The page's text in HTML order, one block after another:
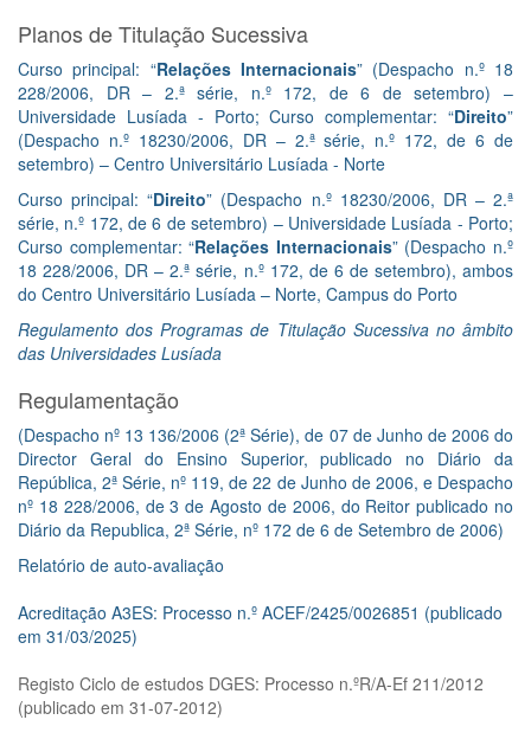
Planos de Titulação Sucessiva
Curso principal: “Relações Internacionais” (Despacho n.º 18
228/2006, DR – 2.ª série, n.º 172, de 6 de setembro) –
Universidade Lusíada - Porto; Curso complementar: “Direito”
(Despacho n.º 18230/2006, DR – 2.ª série, n.º 172, de 6 de
setembro) – Centro Universitário Lusíada - Norte
Curso principal: “Direito” (Despacho n.º 18230/2006, DR – 2.ª
série, n.º 172, de 6 de setembro) – Universidade Lusíada - Porto;
Curso complementar: “Relações Internacionais” (Despacho n.º
18 228/2006, DR – 2.ª série, n.º 172, de 6 de setembro), ambos
do Centro Universitário Lusíada – Norte, Campus do Porto
Regulamento dos Programas de Titulação Sucessiva no âmbito
das Universidades Lusíada
Regulamentação
(Despacho nº 13 136/2006 (2ª Série), de 07 de Junho de 2006 do
Director Geral do Ensino Superior, publicado no Diário da
República, 2ª Série, nº 119, de 22 de Junho de 2006, e Despacho
nº 18 228/2006, de 3 de Agosto de 2006, do Reitor publicado no
Diário da Republica, 2ª Série, nº 172 de 6 de Setembro de 2006)
Relatório de auto-avaliação
Acreditação A3ES: Processo n.º ACEF/2425/0026851 (publicado
em 31/03/2025)
Registo Ciclo de estudos DGES: Processo n.ºR/A-Ef 211/2012
(publicado em 31-07-2012)